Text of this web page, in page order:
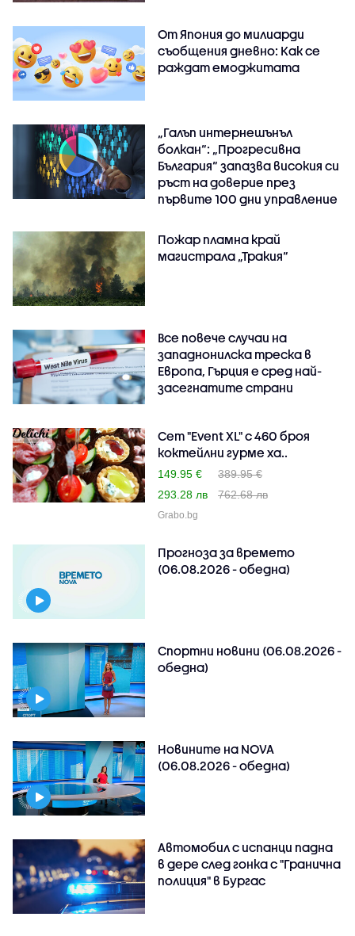
От Япония до милиарди
съобщения дневно: Как се
раждат емоджитата
„Галъп интернешънъл
болкан“: „Прогресивна
България“ запазва високия си
ръст на доверие през
първите 100 дни управление
Пожар пламна край
магистрала „Тракия“
Все повече случаи на
западнонилска треска в
Европа, Гърция е сред най-
засегнатите страни
Сет "Event XL" с 460 броя
коктейлни гурме ха..
149.95 €
389.95 €
293.28 лв
762.68 лв
Grabo.bg
Прогноза за времето
(06.08.2026 - обедна)
Спортни новини (06.08.2026 -
обедна)
Новините на NOVA
(06.08.2026 - обедна)
Автомобил с испанци падна
в дере след гонка с "Гранична
полиция" в Бургас